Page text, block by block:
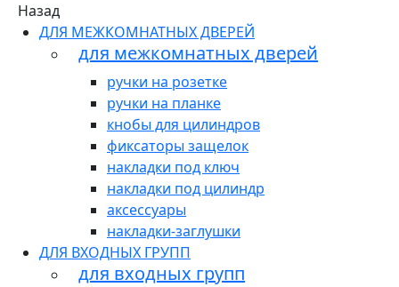
Назад
ДЛЯ МЕЖКОМНАТНЫХ ДВЕРЕЙ
для межкомнатных дверей
ручки на розетке
ручки на планке
кнобы для цилиндров
фиксаторы защелок
накладки под ключ
накладки под цилиндр
аксессуары
накладки-заглушки
ДЛЯ ВХОДНЫХ ГРУПП
для входных групп